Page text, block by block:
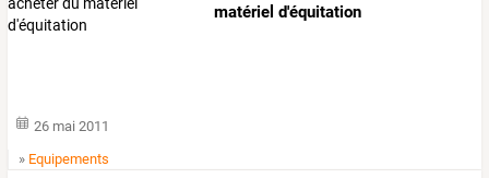
matériel d'équitation
26 mai 2011
» Equipements